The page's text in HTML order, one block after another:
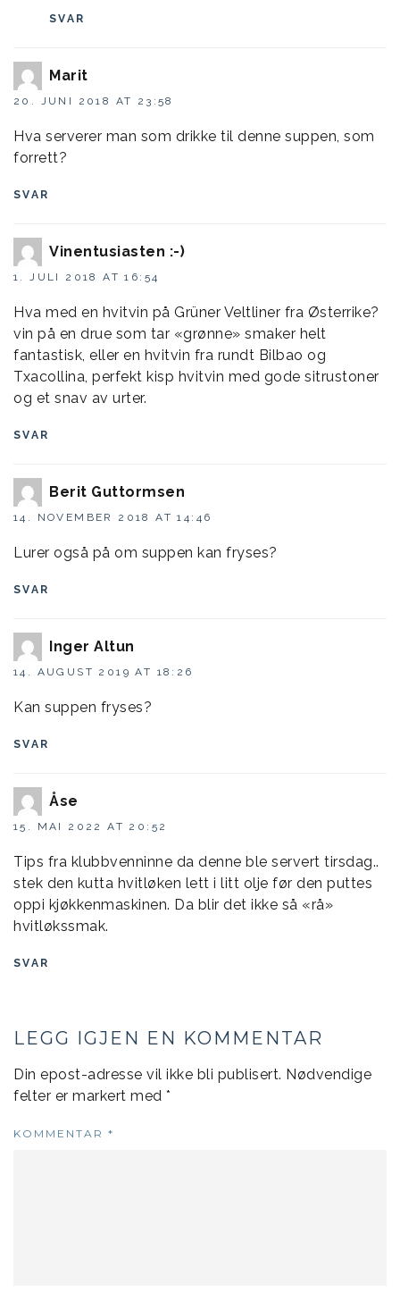
SVAR
Marit
20. JUNI 2018 AT 23:58
Hva serverer man som drikke til denne suppen, som
forrett?
SVAR
Vinentusiasten :-)
1. JULI 2018 AT 16:54
Hva med en hvitvin på Grüner Veltliner fra Østerrike?
vin på en drue som tar «grønne» smaker helt
fantastisk, eller en hvitvin fra rundt Bilbao og
Txacollina, perfekt kisp hvitvin med gode sitrustoner
og et snav av urter.
SVAR
Berit Guttormsen
14. NOVEMBER 2018 AT 14:46
Lurer også på om suppen kan fryses?
SVAR
Inger Altun
14. AUGUST 2019 AT 18:26
Kan suppen fryses?
SVAR
Åse
15. MAI 2022 AT 20:52
Tips fra klubbvenninne da denne ble servert tirsdag..
stek den kutta hvitløken lett i litt olje før den puttes
oppi kjøkkenmaskinen. Da blir det ikke så «rå»
hvitløkssmak.
SVAR
LEGG IGJEN EN KOMMENTAR
Din epost-adresse vil ikke bli publisert. Nødvendige
felter er markert med *
KOMMENTAR *